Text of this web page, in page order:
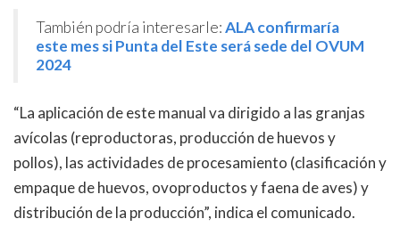
También podría interesarle:ALA confirmaría
este mes si Punta del Este será sede del OVUM
2024
“La aplicación de este manual va dirigido a las granjas
avícolas (reproductoras, producción de huevos y
pollos), las actividades de procesamiento (clasificación y
empaque de huevos, ovoproductos y faena de aves) y
distribución de la producción”, indica el comunicado.